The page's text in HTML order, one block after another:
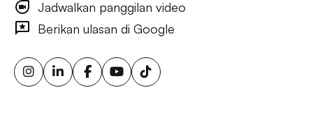
iklan visibilitas merek luar ruang, iklan papan reklame
bertarget, layar iklan digital, iklan papan reklame urban, iklan
ooh yang dipicu cuaca, papan reklame sensor gerak,
solusi ooh fleksibel, iklan luar ruang berkelanjutan, papan
reklame energi terbarukan, papan reklame tenaga surya,
ooh untuk bisnis kecil, aktivasi merek luar ruang.
Jadwalkan panggilan video
Berikan ulasan di Google